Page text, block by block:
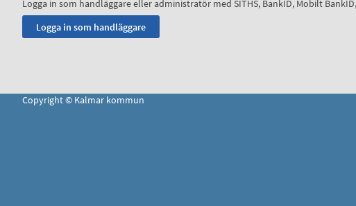
Logga in som handläggare eller administratör med SITHS, BankID, Mobilt
Copyright © Kalmar kommun